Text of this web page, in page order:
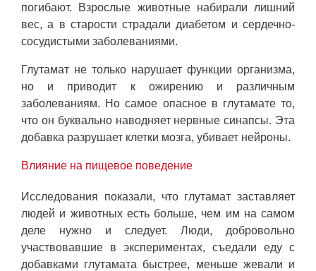
погибают. Взрослые животные набирали лишний
вес, а в старости страдали диабетом и сердечно-
сосудистыми заболеваниями.
Глутамат не только нарушает функции организма,
но и приводит к ожирению и различным
заболеваниям. Но самое опасное в глутамате то,
что он буквально наводняет нервные синапсы. Эта
добавка разрушает клетки мозга, убивает нейроны.
Влияние на пищевое поведение
Исследования показали, что глутамат заставляет
людей и животных есть больше, чем им на самом
деле нужно и следует. Люди, добровольно
участвовавшие в экспериментах, съедали еду с
добавками глутамата быстрее, меньше жевали и